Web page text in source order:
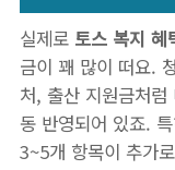
실제로 토스 복지 혜
금이 꽤 많이 떠요.
처, 출산 지원금처
동 반영되어 있죠.
3~5개 항목이 추가